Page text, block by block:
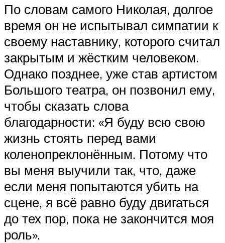
По словам самого Николая, долгое
время он не испытывал симпатии к
своему наставнику, которого считал
закрытым и жёстким человеком.
Однако позднее, уже став артистом
Большого театра, он позвонил ему,
чтобы сказать слова
благодарности: «Я буду всю свою
жизнь стоять перед вами
коленопреклонённым. Потому что
вы меня выучили так, что, даже
если меня попытаются убить на
сцене, я всё равно буду двигаться
до тех пор, пока не закончится моя
роль».